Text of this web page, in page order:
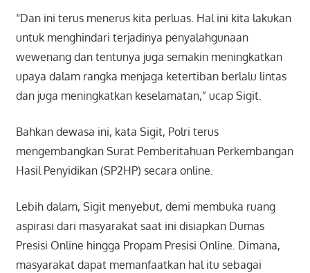
“Dan ini terus menerus kita perluas. Hal ini kita lakukan
untuk menghindari terjadinya penyalahgunaan
wewenang dan tentunya juga semakin meningkatkan
upaya dalam rangka menjaga ketertiban berlalu lintas
dan juga meningkatkan keselamatan,” ucap Sigit.
Bahkan dewasa ini, kata Sigit, Polri terus
mengembangkan Surat Pemberitahuan Perkembangan
Hasil Penyidikan (SP2HP) secara online.
Lebih dalam, Sigit menyebut, demi membuka ruang
aspirasi dari masyarakat saat ini disiapkan Dumas
Presisi Online hingga Propam Presisi Online. Dimana,
masyarakat dapat memanfaatkan hal itu sebagai